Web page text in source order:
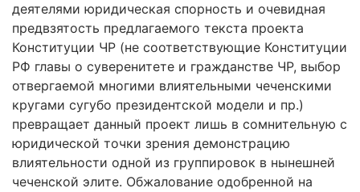
деятелями юридическая спорность и очевидная
предвзятость предлагаемого текста проекта
Конституции ЧР (не соответствующие Конституции
РФ главы о суверенитете и гражданстве ЧР, выбор
отвергаемой многими влиятельными чеченскими
кругами сугубо президентской модели и пр.)
превращает данный проект лишь в сомнительную с
юридической точки зрения демонстрацию
влиятельности одной из группировок в нынешней
чеченской элите. Обжалование одобренной на